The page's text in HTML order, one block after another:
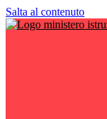
Salta al contenuto